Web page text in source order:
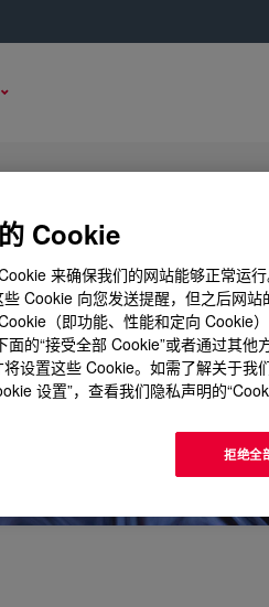
Cookie
来确保我们的网站能够正常运
Cookie 向您发送提醒，但之后网
（即功能、性能和定向 Cookie
的“接受全部 Cookie”或者通过其他
设置这些 Cookie。如需了解关于我
设置”，查看我们隐私声明的
拒绝全